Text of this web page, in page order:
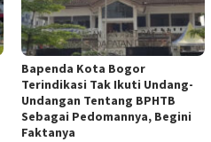
Bapenda Kota Bogor
Terindikasi Tak Ikuti Undang-
Undangan Tentang BPHTB
Sebagai Pedomannya, Begini
Faktanya